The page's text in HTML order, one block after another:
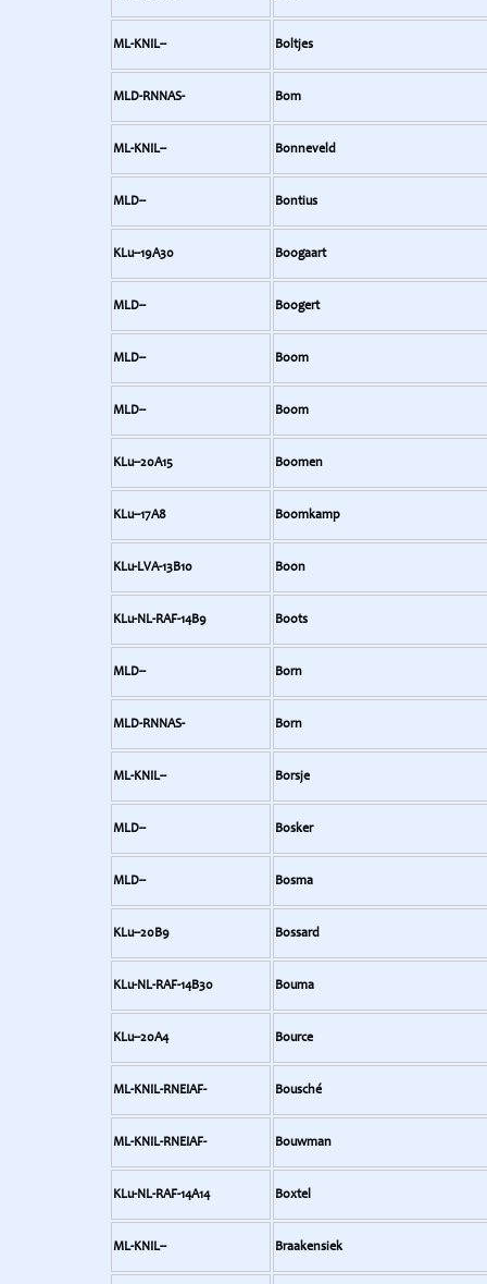
ML-KNIL-- Boltjes
MLD-RNNAS- Bom
ML-KNIL-- Bonneveld
MLD-- Bontius
KLu--19A30 Boogaart
MLD-- Boogert
MLD-- Boom
MLD-- Boom
KLu--20A15 Boomen
KLu--17A8 Boomkamp
KLu-LVA-13B10 Boon
KLu-NL-RAF-14B9 Boots
MLD-- Born
MLD-RNNAS- Born
ML-KNIL-- Borsje
MLD-- Bosker
MLD-- Bosma
KLu--20B9 Bossard
KLu-NL-RAF-14B30 Bouma
KLu--20A4 Bource
ML-KNIL-RNEIAF- Bousché
ML-KNIL-RNEIAF- Bouwman
KLu-NL-RAF-14A14 Boxtel
ML-KNIL-- Braakensiek